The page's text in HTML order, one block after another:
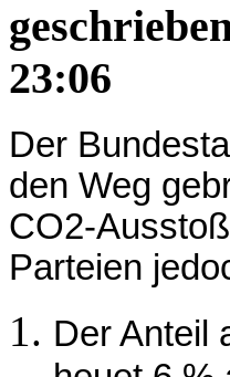
23:06
Der
den Weg
CO2-
Parteien
Der Anteil